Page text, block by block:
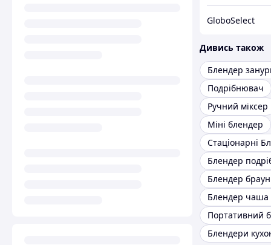
GloboSelect
Дивись також
Подрібнювач
Ручний міксер
Міні блендер
Стаціонарні
Блендер
Блендер браун
Портативний
Блендери